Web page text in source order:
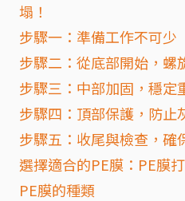
塌！
步驟一：準備工作不可少
步驟二：從底部開始，螺
步驟三：中部加固，穩定
步驟四：頂部保護，防止
步驟五：收尾與檢查，確
選擇適合的PE膜：PE膜
PE膜的種類